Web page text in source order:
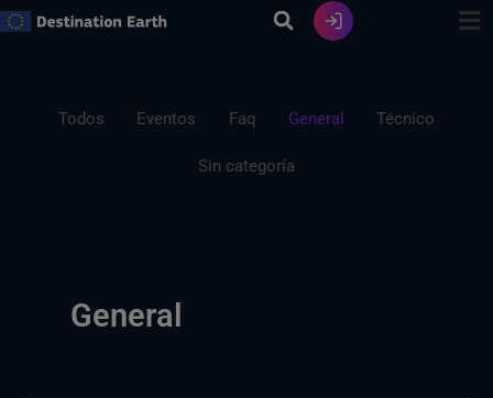
Ir
publicaciones
Todos Eventos Faq General Técnico
Sin categoría
General